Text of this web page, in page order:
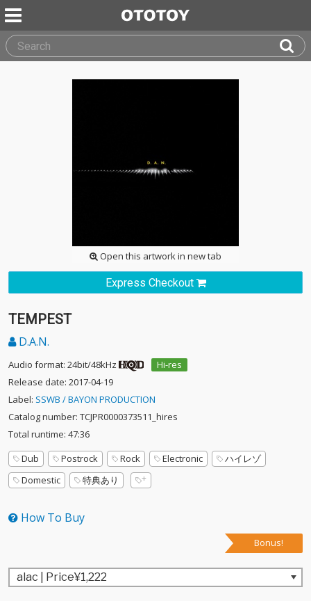
Open this artwork in new tab
Express Checkout
TEMPEST
D.A.N.
Audio format: 24bit/48kHz
Hi-res
Release date: 2017-04-19
Label: SSWB / BAYON PRODUCTION
Catalog number: TCJPR0000373511_hires
Total runtime: 47:36
Dub
Postrock Rock Electronic
ハイレゾ
Domestic
特典あり
How To Buy
Bonus!